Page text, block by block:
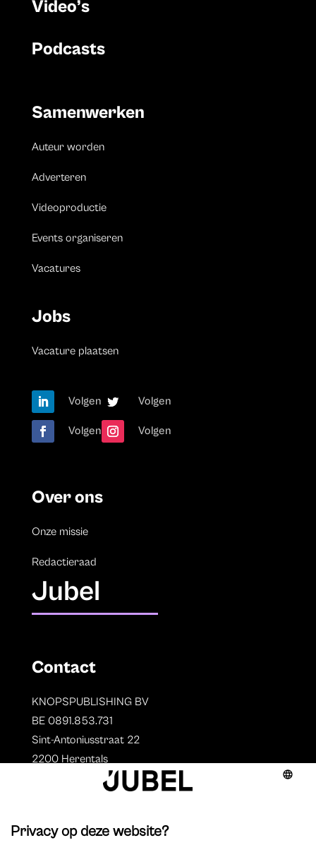
Video’s
Podcasts
Samenwerken
Auteur worden
Adverteren
Videoproductie
Events organiseren
Vacatures
Jobs
Vacature plaatsen
Volgen Volgen
Volgen Volgen
Over ons
Onze missie
Redactieraad
Jubel
Contact
KNOPSPUBLISHING BV
BE 0891.853.731
Sint-Antoniusstraat 22
2200 Herentals
Auteurs